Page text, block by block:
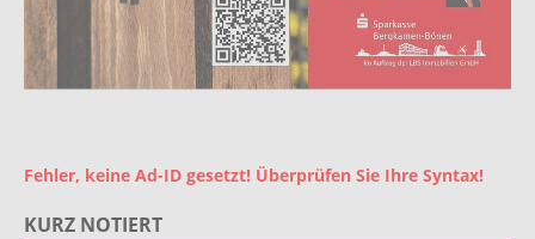
Fehler, keine Ad-ID gesetzt! Überprüfen Sie Ihre Syntax!
KURZ NOTIERT